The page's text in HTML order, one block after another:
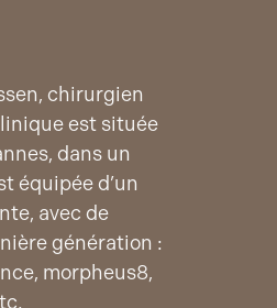
chirurgien
est située
dans un
équipée d’un
avec de
génération :
morpheus8,